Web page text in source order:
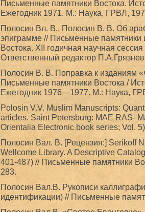
Письменные памятники Востока.
Ежегодник 1971. М.: Наука, ГРВЛ,
Полосин Вл. В., Полосин В. В. Об
эпиграмме // Письменные памятники
Востока. XII годичная научная
Ответственный редактор
Полосин В. В. Поправка к изданиям
Письменные памятники Востока /
Ежегодник 1976—1977. М.: Наука,
Polosin V.V. Muslim Manuscripts:
articles. Saint Petersburg: MAE RAS-
Orientalia Electronic book series; Vol.
Полосин Baл. B. [Рецензия:] Serikoff
Wellcome Library. A Descriptive
401-487) // Письменные памятники
283.
Полосин Вал.В. Рукописи
идентификации) // Письменные